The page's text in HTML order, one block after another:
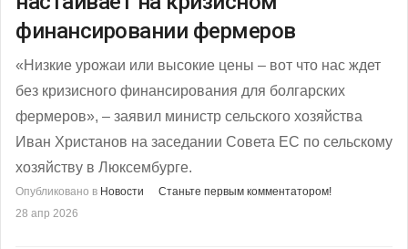
финансировании фермеров
«Низкие урожаи или высокие цены – вот что нас ждет
без кризисного финансирования для болгарских
фермеров», – заявил министр сельского хозяйства
Иван Христанов на заседании Совета ЕС по сельскому
хозяйству в Люксембурге.
Опубликовано в Новости
Станьте первым комментатором!
28 апр 2026